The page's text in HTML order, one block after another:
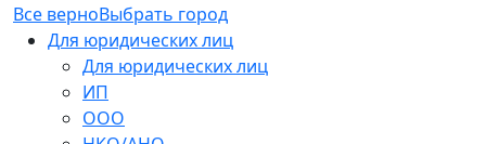
Все верноВыбрать город
Для юридических лиц
Для юридических лиц
ИП
ООО